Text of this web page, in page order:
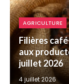
AGRICULTURE
Filières
aux
juillet 2026
4 juillet 2026